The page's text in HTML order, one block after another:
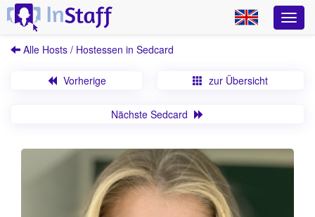
Alle Hosts / Hostessen in Sedcard
Vorherige zur Übersicht
Nächste Sedcard